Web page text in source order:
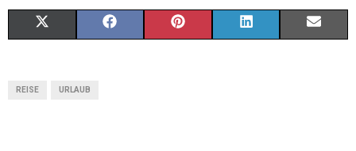
REISE URLAUB